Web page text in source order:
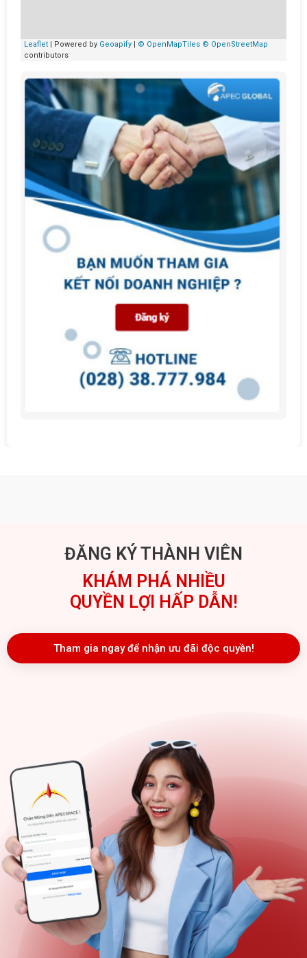
Leaflet | Powered by Geoapify | © OpenMapTiles © OpenStreetMap
contributors
ĐĂNG KÝ THÀNH VIÊN
KHÁM PHÁ NHIỀU
QUYỀN LỢI HẤP DẪN!
Tham gia ngay để nhận ưu đãi độc quyền!